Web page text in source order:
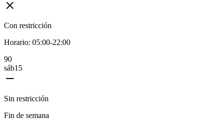
Con restricción
Horario: 05:00-22:00
90
sáb15
Sin restricción
Fin de semana